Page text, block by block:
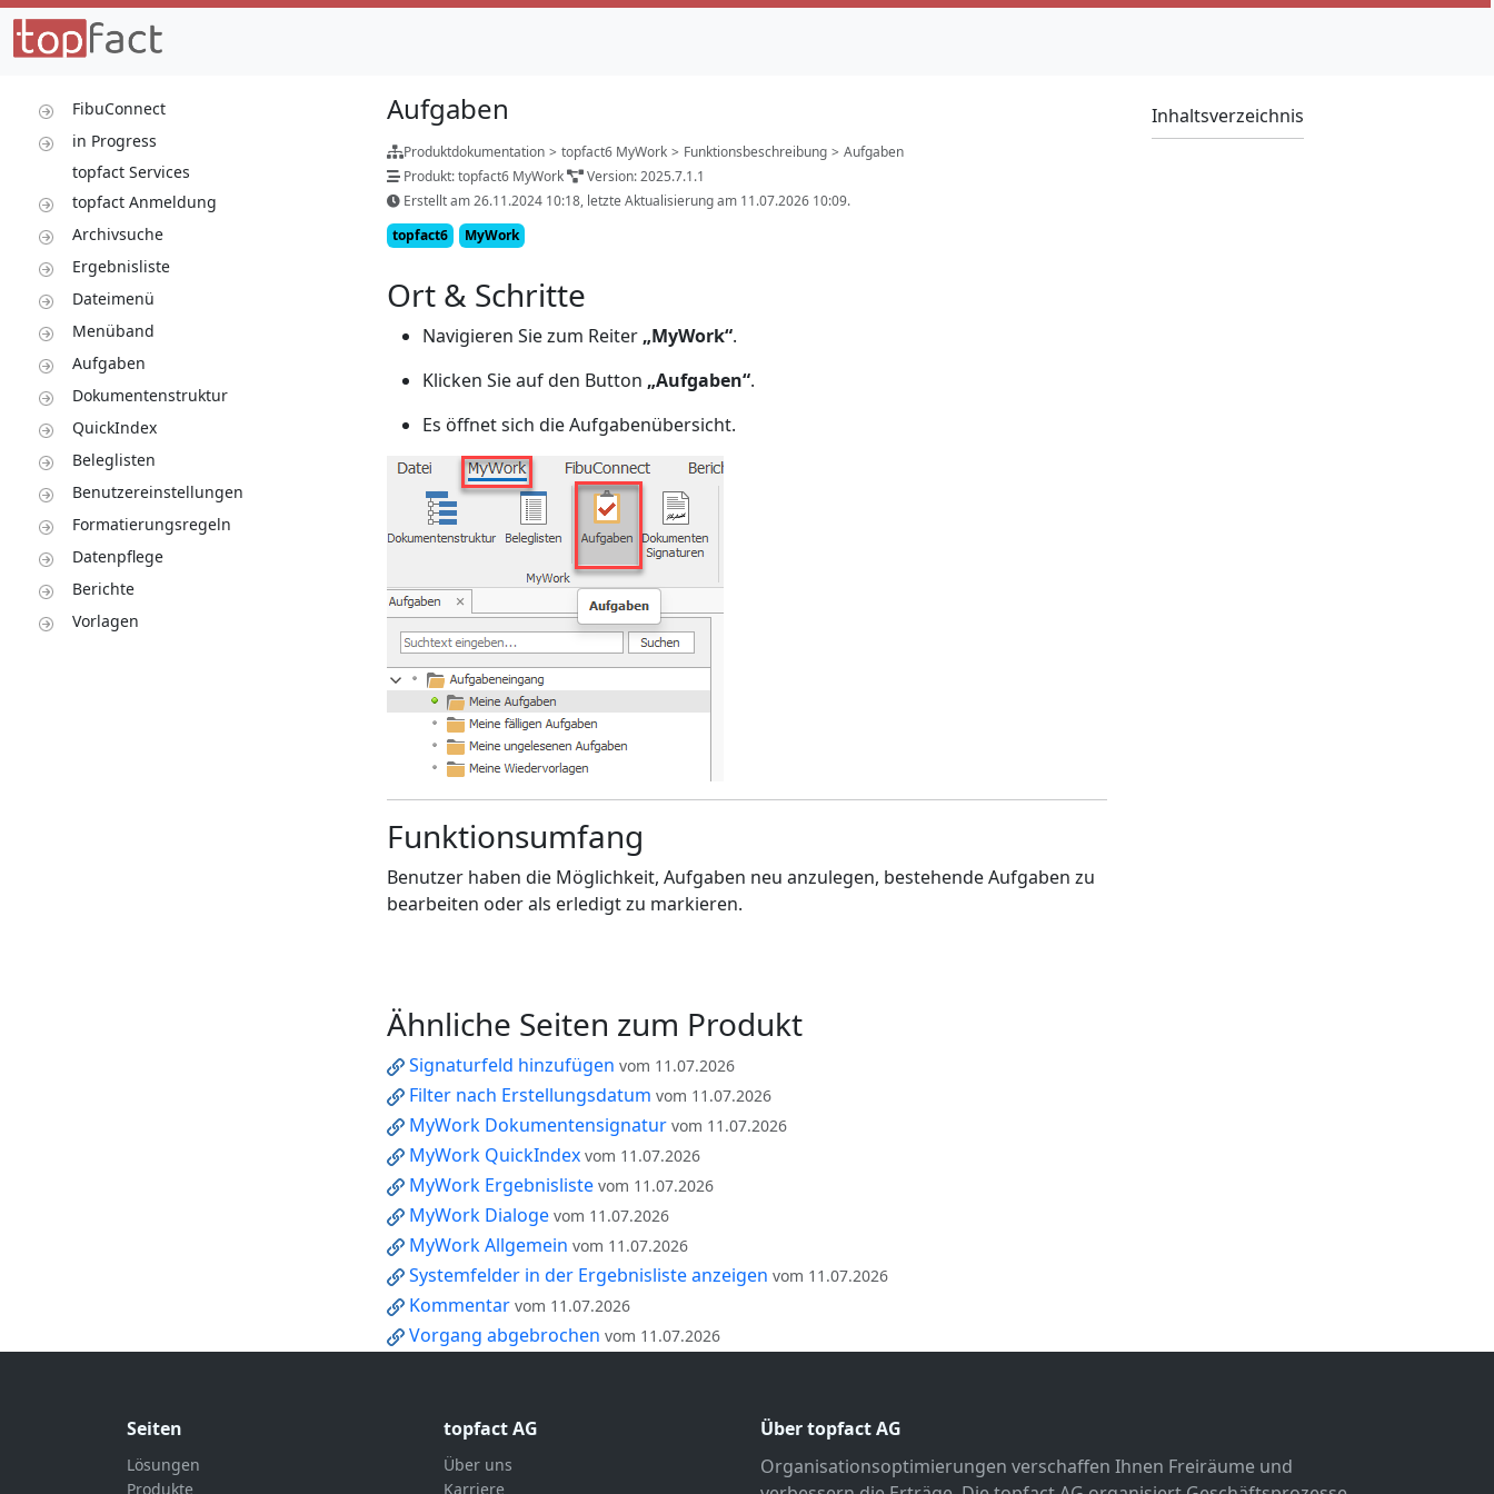
FibuConnect
in Progress
topfact Services
topfact Anmeldung
Archivsuche
Ergebnisliste
Dateimenü
Menüband
Aufgaben
Dokumentenstruktur
QuickIndex
Beleglisten
Benutzereinstellungen
Formatierungsregeln
Datenpflege
Berichte
Vorlagen
Aufgaben
Produktdokumentation > topfact6 MyWork > Funktionsbeschreibung > Aufgaben
Produkt: topfact6 MyWork
Version: 2025.7.1.1
Erstellt am 26.11.2024 10:18, letzte Aktualisierung am 11.07.2026 10:09.
topfact6
MyWork
Ort & Schritte
Navigieren Sie zum Reiter „MyWork“.
Klicken Sie auf den Button „Aufgaben“.
Es öffnet sich die Aufgabenübersicht.
Funktionsumfang
Benutzer haben die Möglichkeit, Aufgaben neu anzulegen, bestehende Aufgaben zu
bearbeiten oder als erledigt zu markieren.
Ähnliche Seiten zum Produkt
Signaturfeld hinzufügen vom 11.07.2026
Filter nach Erstellungsdatum vom 11.07.2026
MyWork Dokumentensignatur vom 11.07.2026
MyWork QuickIndex vom 11.07.2026
MyWork Ergebnisliste vom 11.07.2026
MyWork Dialoge vom 11.07.2026
MyWork Allgemein vom 11.07.2026
Systemfelder in der Ergebnisliste anzeigen vom 11.07.2026
Kommentar vom 11.07.2026
Vorgang abgebrochen vom 11.07.2026
Inhaltsverzeichnis
Seiten
Lösungen
Produkte
topfact AG
Über uns
Karriere
Über topfact AG
Organisationsoptimierungen verschaffen Ihnen Freiräume und